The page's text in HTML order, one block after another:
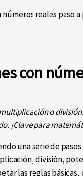
reales paso a
con
o
¡Clave para
una serie de
división,
las reglas